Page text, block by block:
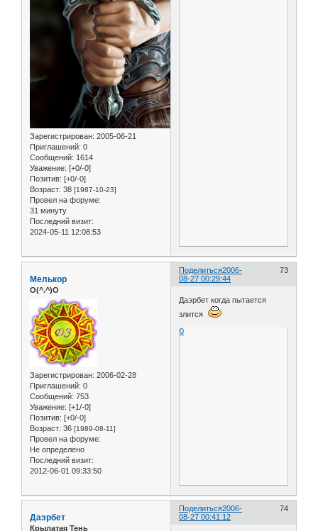
Зарегистрирован: 2005-06-21
Приглашений: 0
Сообщений: 1614
Уважение: [+0/-0]
Позитив: [+0/-0]
Возраст: 38 [1987-10-23]
Провел на форуме:
31 минуту
Последний визит:
2024-05-11 12:08:53
Поделиться 73
2006-
08-27 00:29:44
Мелькор
O(^.^)O
Зарегистрирован: 2006-02-28
Приглашений: 0
Сообщений: 753
Уважение: [+1/-0]
Позитив: [+0/-0]
Возраст: 36 [1989-08-11]
Провел на форуме:
Не определено
Последний визит:
2012-06-01 09:33:50
Даэрбет когда пытается
злится
0
Поделиться 74
2006-
08-27 00:41:12
Даэрбет
Крылатая Тень